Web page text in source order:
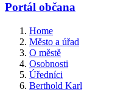
Portál občana
Home
Město a úřad
O městě
Osobnosti
Úředníci
Berthold Karl